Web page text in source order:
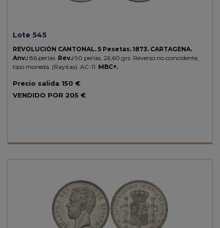
Lote 545
REVOLUCIÓN CANTONAL. 5 Pesetas. 1873. CARTAGENA.
Anv.: 86 perlas. Rev.: 90 perlas. 26,60 grs. Reverso no coincidente,
tipo moneda. (Rayitas). AC-11. MBC+.
Precio salida 150 €
VENDIDO POR 205 €